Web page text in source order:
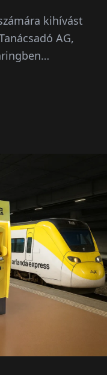
kihívást
AG,